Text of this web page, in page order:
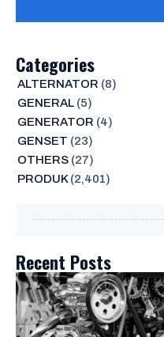
Categories
ALTERNATOR (8)
GENERAL(5)
GENERATOR (4)
GENSET (23)
OTHERS(27)
PRODUK(2,401)
Recent Posts